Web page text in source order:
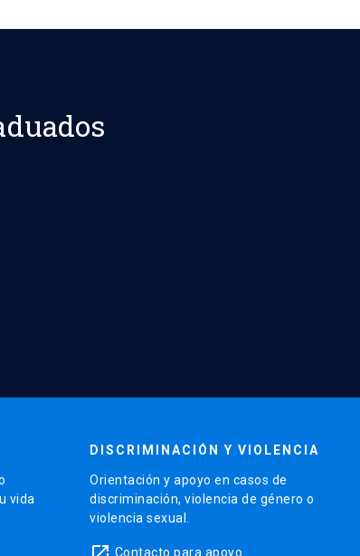
vida
DISCRIMINACIÓN Y VIOLENCIA
Orientación y apoyo en casos de
discriminación, violencia de género o
violencia sexual.
Contacto para apoyo